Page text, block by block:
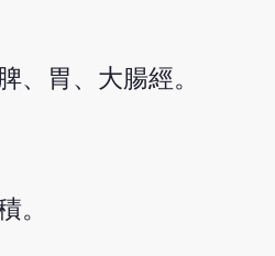
、胃、大腸經。
。